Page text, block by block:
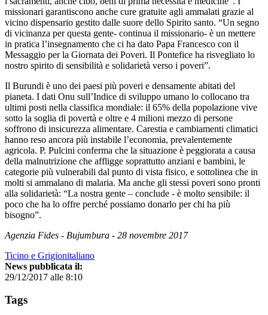
missionari garantiscono anche cure gratuite agli ammalati grazie al
vicino dispensario gestito dalle suore dello Spirito santo. “Un segno
di vicinanza per questa gente- continua il missionario- è un mettere
in pratica l’insegnamento che ci ha dato Papa Francesco con il
Messaggio per la Giornata dei Poveri. Il Pontefice ha risvegliato lo
nostro spirito di sensibilità e solidarietà verso i poveri”.
Il Burundi è uno dei paesi più poveri e densamente abitati del
pianeta. I dati Onu sull’Indice di sviluppo umano lo collocano tra
ultimi posti nella classifica mondiale: il 65% della popolazione vive
sotto la soglia di povertà e oltre e 4 milioni mezzo di persone
soffrono di insicurezza alimentare. Carestia e cambiamenti climatici
hanno reso ancora più instabile l’economia, prevalentemente
agricola. P. Pulcini conferma che la situazione è peggiorata a causa
della malnutrizione che affligge soprattutto anziani e bambini, le
categorie più vulnerabili dal punto di vista fisico, e sottolinea che in
molti si ammalano di malaria. Ma anche gli stessi poveri sono pronti
alla solidarietà: “La nostra gente – conclude - è molto sensibile: il
poco che ha lo offre perché possiamo donarlo per chi ha più
bisogno”.
Agenzia Fides - Bujumbura - 28 novembre 2017
Ticino e Grigionitaliano
News pubblicata il:
29/12/2017 alle 8:10
Tags